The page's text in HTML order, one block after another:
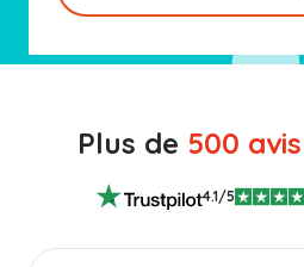
Plus de 500 avis
4.1/5